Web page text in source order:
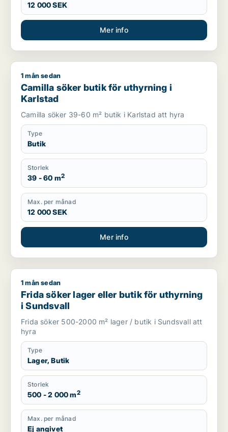
12 000 SEK
Mer info
Camilla söker butik för uthyrning i Karlstad
1 mån sedan
Camilla söker butik för uthyrning i
Karlstad
Camilla söker 39-60 m² butik i Karlstad att hyra
Type
Butik
Storlek
39 - 60 m2
Max. per månad
12 000 SEK
Mer info
Frida söker lager eller butik för uthyrning i Sundsvall
1 mån sedan
Frida söker lager eller butik för uthyrning
i Sundsvall
Frida söker 500-2000 m² lager / butik i Sundsvall att
hyra
Type
Lager, Butik
Storlek
500 - 2 000 m2
Max. per månad
Ej angivet